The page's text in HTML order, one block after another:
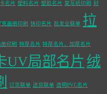
名片 塑料名片 塑胶名片 复写纸印刷 封
画册印刷 快印名片 批发业联单 拉
印刷 特厚名片 特厚名片，加厚名片
UV局部名片 绒
订货联单 送货联单 透明PVC名片